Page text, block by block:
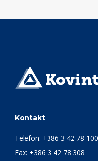
Kontakt
Telefon: +386 3 42 78 100
Fax: +386 3 42 78 308